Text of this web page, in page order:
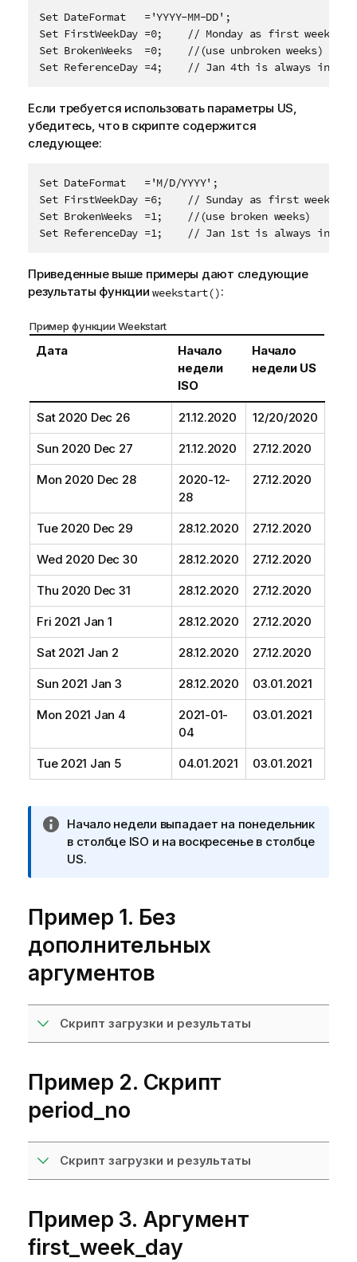
Set DateFormat   ='YYYY-MM-DD';
Set FirstWeekDay =0;    // Monday as first week day
Set BrokenWeeks  =0;    //(use unbroken weeks)
Set ReferenceDay =4;    // Jan 4th is always in
Если требуется использовать параметры US,
убедитесь, что в скрипте содержится
следующее:
Set DateFormat   ='M/D/YYYY';
Set FirstWeekDay =6;    // Sunday as first week day
Set BrokenWeeks  =1;    //(use broken weeks)
Set ReferenceDay =1;    // Jan 1st is always in
Приведенные выше примеры дают следующие
результаты функцииweekstart():
Пример функции Weekstart
Дата
Начало
недели
ISO
Начало
недели US
Sat 2020 Dec 26 21.12.2020 12/20/2020
Sun 2020 Dec 27 21.12.2020 27.12.2020
Mon 2020 Dec 28
2020-12-
28
27.12.2020
Tue 2020 Dec 29 28.12.2020 27.12.2020
Wed 2020 Dec 30 28.12.2020 27.12.2020
Thu 2020 Dec 31 28.12.2020 27.12.2020
Fri 2021 Jan 1 28.12.2020 27.12.2020
Sat 2021 Jan 2 28.12.2020 27.12.2020
Sun 2021 Jan 3 28.12.2020 03.01.2021
Mon 2021 Jan 4
2021-01-
04
03.01.2021
Tue 2021 Jan 5 04.01.2021 03.01.2021
П
р
и
ч
а
н
е
и
р
м
а
ц
и
Начало недели выпадает на понедельник
в столбце ISO и на воскресенье в столбце
US.
Пример 1. Без
дополнительных
аргументов
Скрипт загрузки и результаты
Пример 2. Скрипт
period_no
Скрипт загрузки и результаты
Пример 3. Аргумент
first_week_day